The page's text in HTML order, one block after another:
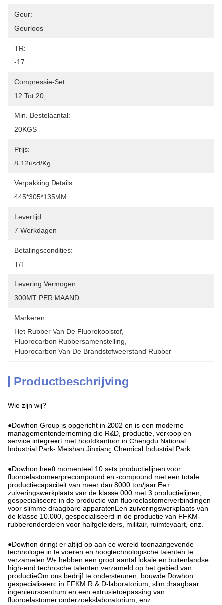
Geur:
Geurloos
TR:
-17
Compressie-Set:
12 Tot 20
Min. Bestelaantal:
20KGS
Prijs:
8-12usd/kg
Verpakking Details:
445*305*135MM
Levertijd:
7 Werkdagen
Betalingscondities:
T/T
Levering Vermogen:
300MT PER MAAND
Markeren:
Het Rubber Van De Fluorokoolstof
Fluorocarbon Rubbersamenstelling
Fluorocarbon Van De Brandstofweerstand Rubber
Productbeschrijving
Wie zijn wij?
●Dowhon Group is opgericht in 2002 en is een moderne
managementonderneming die R&D, productie, verkoop en
service integreert.met hoofdkantoor in Chengdu National
Industrial Park- Meishan Jinxiang Chemical Industrial Park.
●Dowhon heeft momenteel 10 sets productielijnen voor
fluoroelastomeerprecompound en -compound met een totale
productiecapaciteit van meer dan 8000 ton/jaar.Een
zuiveringswerkplaats van de klasse 000 met 3 productielijnen,
gespecialiseerd in de productie van fluoroelastomerverbindingen
voor slimme draagbare apparatenEen zuiveringswerkplaats van
de klasse 10.000, gespecialiseerd in de productie van FFKM-
rubberonderdelen voor halfgeleiders, militair, ruimtevaart, enz.
●Dowhon dringt er altijd op aan de wereld toonaangevende
technologie in te voeren en hoogtechnologische talenten te
verzamelen.We hebben een groot aantal lokale en buitenlandse
high-end technische talenten verzameld op het gebied van
productieOm ons bedrijf te ondersteunen, bouwde Dowhon
gespecialiseerd in FFKM R & D-laboratorium, slim draagbaar
ingenieurscentrum en een extrusietoepassing van
fluoroelastomer onderzoekslaboratorium, enz.